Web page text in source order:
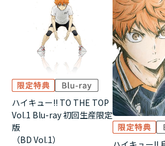
ハイキュー!! TO THE TOP
Vol.1 Blu-ray 初回生産限定
版
（BD Vol.1）